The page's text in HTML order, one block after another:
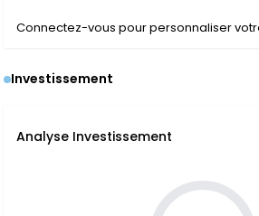
Connectez-vous pour personnaliser
Investissement
Analyse Investissement